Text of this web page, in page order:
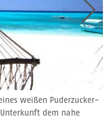
weißen Puderzucker-
dem nahe